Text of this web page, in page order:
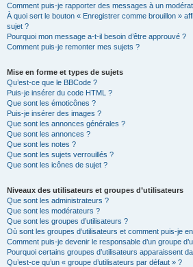
Comment puis-je rapporter des messages à un
À quoi sert le bouton « Enregistrer comme brouillon »
sujet ?
Pourquoi mon message a-t-il besoin d’être approuvé ?
Comment puis-je remonter mes sujets ?
Mise en forme et types de sujets
Qu’est-ce que le BBCode ?
Puis-je insérer du code HTML ?
Que sont les émoticônes ?
Puis-je insérer des images ?
Que sont les annonces générales ?
Que sont les annonces ?
Que sont les notes ?
Que sont les sujets verrouillés ?
Que sont les icônes de sujet ?
Niveaux des utilisateurs et groupes d’utilisateurs
Que sont les administrateurs ?
Que sont les modérateurs ?
Que sont les groupes d’utilisateurs ?
Où sont les groupes d’utilisateurs et comment puis-je
Comment puis-je devenir le responsable d’un groupe
Pourquoi certains groupes d’utilisateurs apparaissent
Qu’est-ce qu’un « groupe d’utilisateurs par défaut » ?